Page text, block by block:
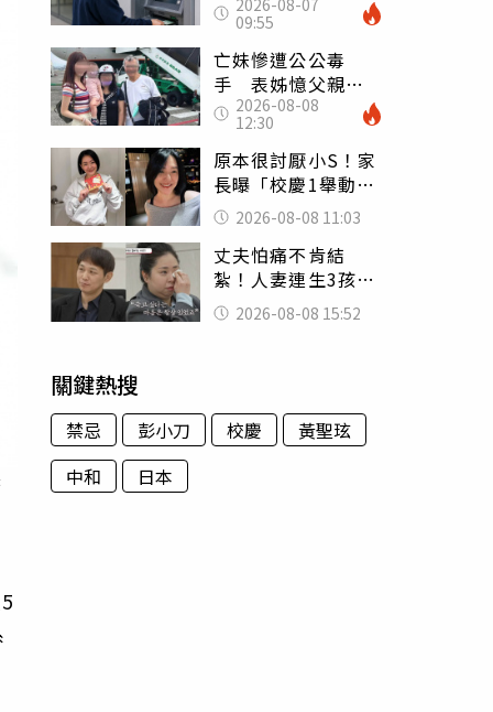
遭判刑」 律師：
搶錢先下手是罪
2026-08-07
09:55
亡妹慘遭公公毒
手 表姊憶父親節
前夕：小舅舅仍到
殯儀館陪她說話
2026-08-08
12:30
原本很討厭小S！家
長曝「校慶1舉動」
讓她徹底改觀 網
友洗版認證
2026-08-08 11:03
丈夫怕痛不肯結
紮！人妻連生3孩
控遭家暴淚喊：真
的好累
2026-08-08 15:52
關鍵熱搜
禁忌 彭小刀 校慶
黃聖玹
中和
日本